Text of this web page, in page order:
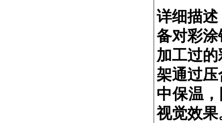
详细描
备对彩
加工过
架通过
中保温
视觉效果